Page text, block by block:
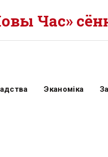
Час»
Эканоміка